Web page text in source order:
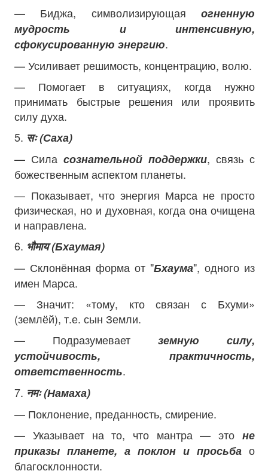
— Биджа, символизирующая огненную
мудрость и интенсивную,
сфокусированную энергию.
— Усиливает решимость, концентрацию, волю.
— Помогает в ситуациях, когда нужно
принимать быстрые решения или проявить
силу духа.
5. सः (Саха)
— Силасознательной поддержки, связь с
божественным аспектом планеты.
— Показывает, что энергия Марса не просто
физическая, но и духовная, когда она очищена
и направлена.
6. भौमाय (Бхаумая)
— Склонённая форма от "Бхаума", одного из
имен Марса.
— Значит: «тому, кто связан с Бхуми»
(землёй), т.е. сын Земли.
— Подразумевает земную силу,
устойчивость, практичность,
ответственность.
7. नमः (Намаха)
— Поклонение, преданность, смирение.
— Указывает на то, что мантра — это не
приказы планете, а поклон и просьбао
благосклонности.